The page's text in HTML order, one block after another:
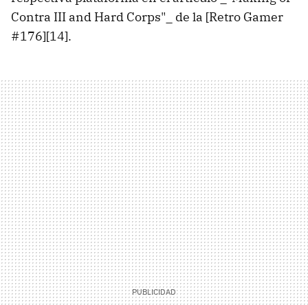
Contra III and Hard Corps"_ de la [Retro Gamer
#176][14].